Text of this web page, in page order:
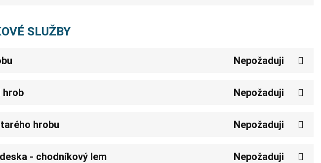
SLUŽBY
Nepožaduji
hrob Nepožaduji
hrobu Nepožaduji
- chodníkový lem Nepožaduji